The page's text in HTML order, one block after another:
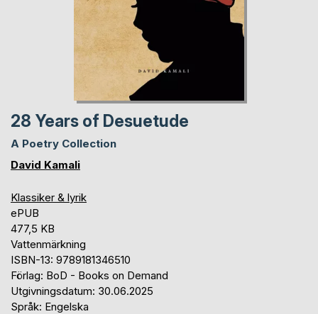
28 Years of Desuetude
A Poetry Collection
David Kamali
Klassiker & lyrik
ePUB
477,5 KB
Vattenmärkning
ISBN-13: 9789181346510
Förlag: BoD - Books on Demand
Utgivningsdatum: 30.06.2025
Språk: Engelska